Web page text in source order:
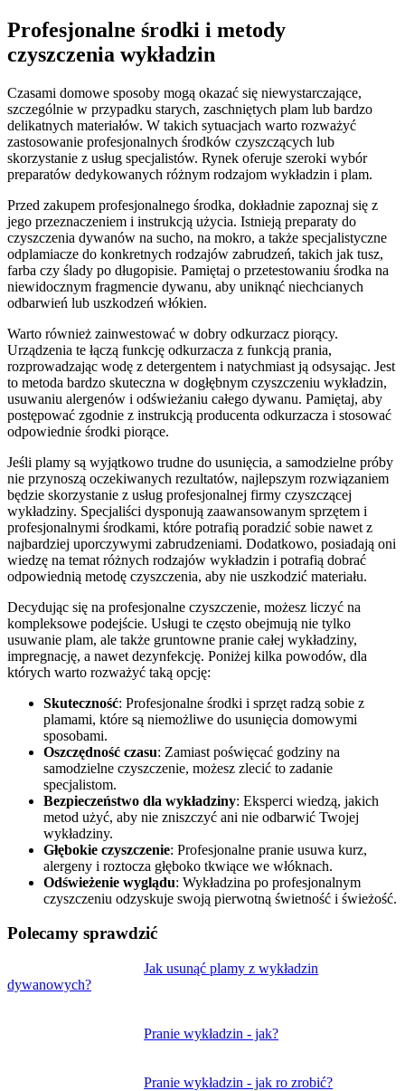
Profesjonalne środki i metody
czyszczenia wykładzin
Czasami domowe sposoby mogą okazać się niewystarczające,
szczególnie w przypadku starych, zaschniętych plam lub bardzo
delikatnych materiałów. W takich sytuacjach warto rozważyć
zastosowanie profesjonalnych środków czyszczących lub
skorzystanie z usług specjalistów. Rynek oferuje szeroki wybór
preparatów dedykowanych różnym rodzajom wykładzin i plam.
Przed zakupem profesjonalnego środka, dokładnie zapoznaj się z
jego przeznaczeniem i instrukcją użycia. Istnieją preparaty do
czyszczenia dywanów na sucho, na mokro, a także specjalistyczne
odplamiacze do konkretnych rodzajów zabrudzeń, takich jak tusz,
farba czy ślady po długopisie. Pamiętaj o przetestowaniu środka na
niewidocznym fragmencie dywanu, aby uniknąć niechcianych
odbarwień lub uszkodzeń włókien.
Warto również zainwestować w dobry odkurzacz piorący.
Urządzenia te łączą funkcję odkurzacza z funkcją prania,
rozprowadzając wodę z detergentem i natychmiast ją odsysając. Jest
to metoda bardzo skuteczna w dogłębnym czyszczeniu wykładzin,
usuwaniu alergenów i odświeżaniu całego dywanu. Pamiętaj, aby
postępować zgodnie z instrukcją producenta odkurzacza i stosować
odpowiednie środki piorące.
Jeśli plamy są wyjątkowo trudne do usunięcia, a samodzielne próby
nie przynoszą oczekiwanych rezultatów, najlepszym rozwiązaniem
będzie skorzystanie z usług profesjonalnej firmy czyszczącej
wykładziny. Specjaliści dysponują zaawansowanym sprzętem i
profesjonalnymi środkami, które potrafią poradzić sobie nawet z
najbardziej uporczywymi zabrudzeniami. Dodatkowo, posiadają oni
wiedzę na temat różnych rodzajów wykładzin i potrafią dobrać
odpowiednią metodę czyszczenia, aby nie uszkodzić materiału.
Decydując się na profesjonalne czyszczenie, możesz liczyć na
kompleksowe podejście. Usługi te często obejmują nie tylko
usuwanie plam, ale także gruntowne pranie całej wykładziny,
impregnację, a nawet dezynfekcję. Poniżej kilka powodów, dla
których warto rozważyć taką opcję:
Skuteczność: Profesjonalne środki i sprzęt radzą sobie z
plamami, które są niemożliwe do usunięcia domowymi
sposobami.
Oszczędność czasu: Zamiast poświęcać godziny na
samodzielne czyszczenie, możesz zlecić to zadanie
specjalistom.
Bezpieczeństwo dla wykładziny: Eksperci wiedzą, jakich
metod użyć, aby nie zniszczyć ani nie odbarwić Twojej
wykładziny.
Głębokie czyszczenie: Profesjonalne pranie usuwa kurz,
alergeny i roztocza głęboko tkwiące we włóknach.
Odświeżenie wyglądu: Wykładzina po profesjonalnym
czyszczeniu odzyskuje swoją pierwotną świetność i świeżość.
Polecamy sprawdzić
Jak usunąć plamy z wykładzin
dywanowych?
Pranie wykładzin - jak?
Pranie wykładzin - jak ro zrobić?
wpisu